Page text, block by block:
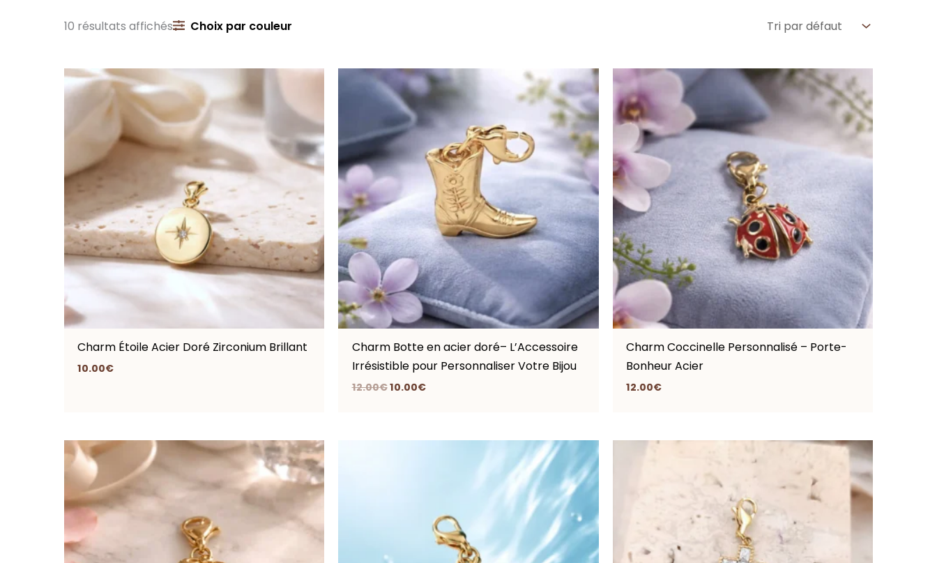
10 résultats affichés
Charm Étoile Acier Doré Zirconium Brillant
10.00€
Charm Botte en acier doré– L’Accessoire
Irrésistible pour Personnaliser Votre Bijou
12.00€
Le
prix
initial
était :
12.00€.
10.00€
Le
prix
actuel
est :
10.00€.
Charm Coccinelle Personnalisé – Porte-
Bonheur Acier
12.00€